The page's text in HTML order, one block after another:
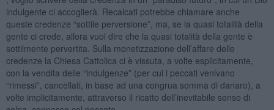
indulgente ci accoglierà. Recalcati potrebbe chiamare anche
queste credenze “sottile perversione”, ma, se la quasi totalità della
gente ci crede, allora vuol dire che la quasi totalità della gente è
sottilmente pervertita. Sulla monetizzazione dell’affare delle
credenze la Chiesa Cattolica ci è vissuta, a volte esplicitamente,
con la vendita delle “indulgenze” (per cui i peccati venivano
“rimessi”, cancellati, in base ad una congrua somma di danaro), a
volte implicitamente, attraverso il ricatto dell’inevitabile senso di